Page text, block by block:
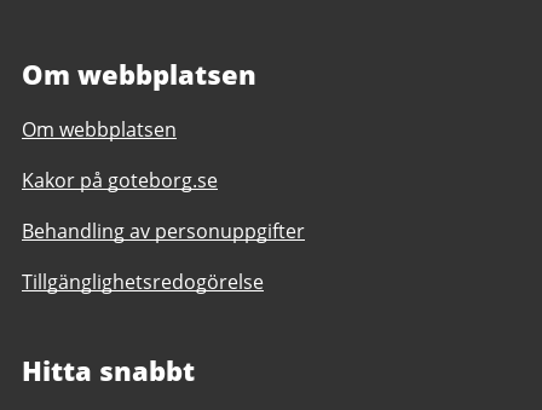
Om webbplatsen
Om webbplatsen
Kakor på goteborg.se
Behandling av personuppgifter
Tillgänglighetsredogörelse
Hitta snabbt